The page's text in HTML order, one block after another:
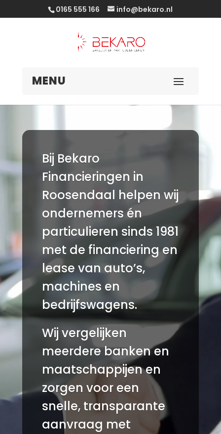
0165 555 166 info@bekaro.nl
Bij Bekaro
Financieringen in
Roosendaal helpen wij
ondernemers én
particulieren sinds 1981
met de financiering en
lease van auto’s,
machines en
bedrijfswagens.
Wij vergelijken
meerdere banken en
maatschappijen en
zorgen voor een
snelle, transparante
aanvraag met